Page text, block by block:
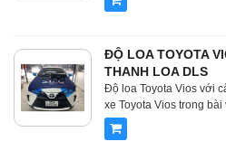
ĐỘ LOA TOYOTA
THANH LOA DLS
Độ loa Toyota Vios với
xe Toyota Vios trong